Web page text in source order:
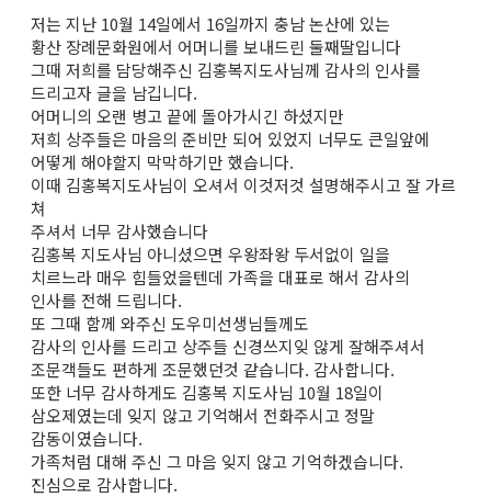
본문
저는 지난 10월 14일에서 16일까지 충남 논산에 있는
황산 장례문화원에서 어머니를 보내드린 둘째딸입니다
그때 저희를 담당해주신 김홍복지도사님께 감사의 인사를
드리고자 글을 남깁니다.
어머니의 오랜 병고 끝에 돌아가시긴 하셨지만
저희 상주들은 마음의 준비만 되어 있었지 너무도 큰일앞에
어떻게 해야할지 막막하기만 했습니다.
이때 김홍복지도사님이 오셔서 이것저것 설명해주시고 잘 가르
쳐
주셔서 너무 감사했습니다
김홍복 지도사님 아니셨으면 우왕좌왕 두서없이 일을
치르느라 매우 힘들었을텐데 가족을 대표로 해서 감사의
인사를 전해 드립니다.
또 그때 함께 와주신 도우미선생님들께도
감사의 인사를 드리고 상주들 신경쓰지잊 않게 잘해주셔서
조문객들도 편하게 조문했던것 같습니다. 감사합니다.
또한 너무 감사하게도 김홍복 지도사님 10월 18일이
삼오제였는데 잊지 않고 기억해서 전화주시고 정말
감동이였습니다.
가족처럼 대해 주신 그 마음 잊지 않고 기억하겠습니다.
진심으로 감사합니다.